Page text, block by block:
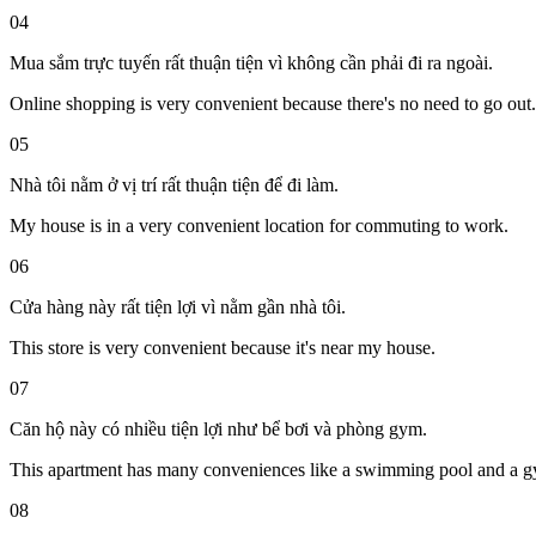
04
Mua sắm trực tuyến rất thuận tiện vì không cần phải đi ra ngoài.
Online shopping is very convenient because there's no need to go out.
05
Nhà tôi nằm ở vị trí rất thuận tiện để đi làm.
My house is in a very convenient location for commuting to work.
06
Cửa hàng này rất tiện lợi vì nằm gần nhà tôi.
This store is very convenient because it's near my house.
07
Căn hộ này có nhiều tiện lợi như bể bơi và phòng gym.
This apartment has many conveniences like a swimming pool and a
08